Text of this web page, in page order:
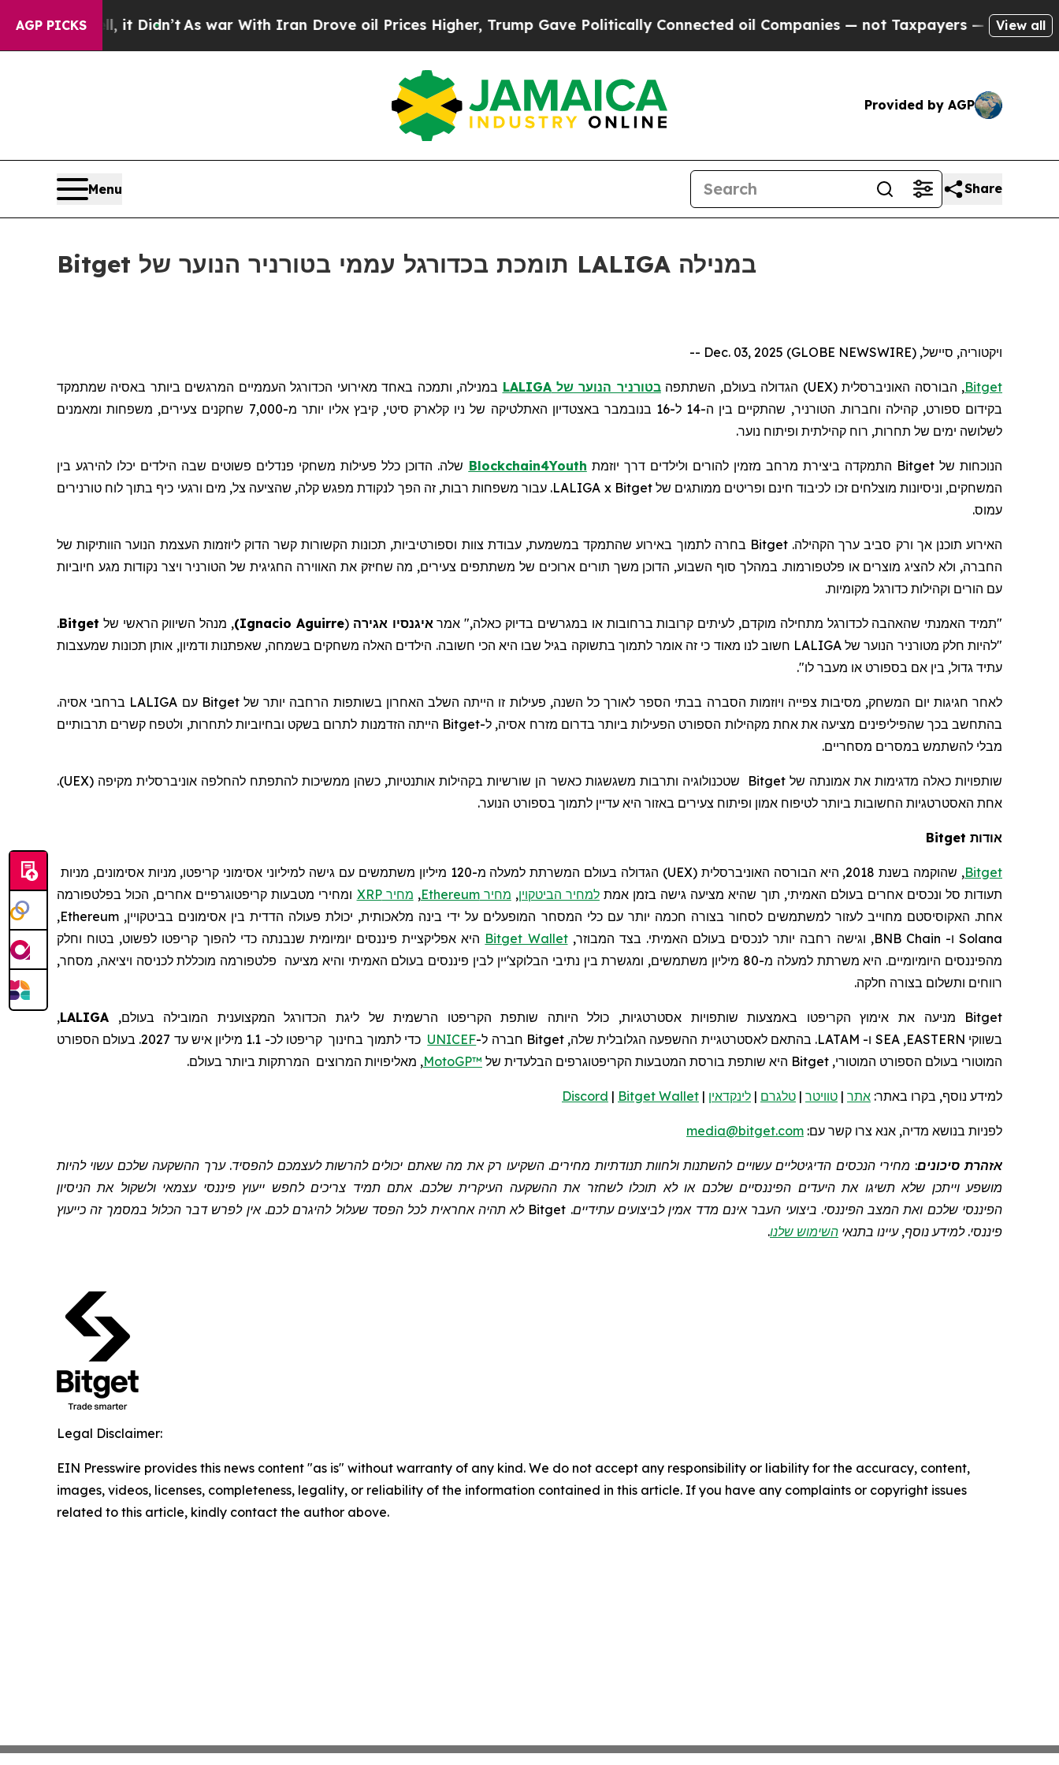
AGP PICKS
Well, it Didn’t As war With Iran Drove oil Prices Higher, Trump Gave Politically Connected oil Companies — not Taxpayers — the Chance to
View all
Provided by AGP
Menu Share
Bitget תומכת בכדורגל עממי בטורניר הנוער של LALIGA במנילה
ויקטוריה, סיישל, Dec. 03, 2025 (GLOBE NEWSWIRE) --
Bitget, הבורסה האוניברסלית (UEX) הגדולה בעולם, השתתפהבטורניר הנוער שלLALIGA במנילה, ותמכה באחד מאירועי הכדורגל העממיים המרגשים ביותר באסיה שמתמקד
בקידום ספורט, קהילה וחברות. הטורניר, שהתקיים בין ה-14 ל-16 בנובמבר באצטדיון האתלטיקה של ניו קלארק סיטי, קיבץ אליו יותר מ-7,000 שחקנים צעירים, משפחות ומאמנים
לשלושה ימים של תחרות, רוח קהילתית ופיתוח נוער.
הנוכחות שלBitget התמקדה ביצירת מרחב מזמין להורים ולילדים דרך יוזמת Blockchain4Youth שלה. הדוכן כלל פעילות משחקי פנדלים פשוטים שבה הילדים יכלו להירגע בין
המשחקים, וניסיונות מוצלחים זכו לכיבוד חינם ופריטים ממותגים של LALIGA x Bitget. עבור משפחות רבות, זה הפך לנקודת מפגש קלה, שהציעה צל, מים ורגעי כיף בתוך לוח טורנירים
עמוס.
האירוע תוכנן אך ורק סביב ערך הקהילה. Bitget בחרה לתמוך באירוע שהתמקד במשמעת, עבודת צוות וספורטיביות, תכונות הקשורות קשר הדוק ליוזמות העצמת הנוער הוותיקות של
החברה, ולא להציג מוצרים או פלטפורמות. במהלך סוף השבוע, הדוכן משך תורים ארוכים של משתתפים צעירים, מה שחיזק את האווירה החגיגית של הטורניר ויצר נקודות מגע חיוביות
עם הורים וקהילות כדורגל מקומיות.
"תמיד האמנתי שהאהבה לכדורגל מתחילה מוקדם, לעיתים קרובות ברחובות או במגרשים בדיוק כאלה," אמר איגנסיו אגירה (
Ignacio Aguirre
)
, מנהלהשיווק הראשי של Bitget
.
"להיות חלק מטורניר הנוער של LALIGA חשוב לנו מאוד כי זה
אומרלתמוך בתשוקה בגיל שבו היא הכי חשובה. הילדים האלה משחקים בשמחה, שאפתנות ודמיון, אותן תכונות שמעצבות
עתיד גדול, בין אם בספורט או מעבר לו".
לאחר חגיגות יום המשחק, מסיבות צפייה ויוזמות הסברה בבתי הספר לאורך כל השנה, פעילות זו הייתה השלב האחרון בשותפות הרחבה יותר שלBitget עם LALIGA ברחבי אסיה.
בהתחשב בכך שהפיליפינים מציעה את אחת מקהילות הספורט הפעילות ביותר בדרום מזרח אסיה, ל-Bitget הייתה הזדמנות לתרום בשקט ובחיוביות לתחרות, ולטפח קשרים תרבותיים
מבלי להשתמש במסרים מסחריים.
שותפויות כאלה מדגימות את אמונתה שלBitget
שטכנולוגיה ותרבות משגשגות כאשר הן שורשיות בקהילות אותנטיות, כשהן ממשיכות להתפתח להחלפה אוניברסלית מקיפה (UEX).
אחת האסטרטגיות החשובות ביותר לטיפוח אמון ופיתוח צעירים באזור היא עדיין לתמוך בספורט הנוער.
אודות Bitget
Bitget
, שהוקמה בשנת 2018, היא הבורסה האוניברסלית ( UEX
) הגדולה בעולם המשרתת למעלה מ-120
מיליון משתמשים עם גישה למיליוני אסימוני קריפטו, מניות אסימונים, מניות
תעודות סל ונכסים אחרים בעולם האמיתי, תוך שהיא מציעה גישה בזמן אמת למחיר הביטקוין, מחיר Ethereum , מחיר XRP
ומחירי מטבעות קריפטוגרפיים אחרים, הכול בפלטפורמה
אחת. האקוסיסטם מחוייב לעזור למשתמשים לסחור בצורה חכמה יותר עם כלי המסחר המופעלים על ידי בינה מלאכותית, יכולת פעולה הדדית בין אסימונים בביטקויין, Ethereum
,
Solana ו- BNB Chain, וגישה רחבה יותר לנכסים בעולם האמיתי. בצד המבוזר,Bitget Wallet היא אפליקציית פיננסים יומיומית שנבנתה כדי להפוך קריפטו לפשוט, בטוח וחלק
מהפיננסים היומיומיים. היא משרתת למעלה מ-80 מיליון משתמשים, ומגשרת בין נתיבי הבלוקצ'יין לבין פיננסים בעולם האמיתי והיא מציעה פלטפורמה מוכללת לכניסה ויציאה, מסחר,
רווחים ותשלום בצורה חלקה.
Bitget מניעה את אימוץ הקריפטו באמצעות שותפויות אסטרטגיות, כולל היותה שותפת הקריפטו הרשמית של ליגת הכדורגל המקצוענית המובילה בעולם, LALIGA
,
בשווקי EASTERN
,
SEA ו- LATAM
. בהתאם לאסטרטגיית ההשפעה הגלובלית שלה, Bitget חברה ל-UNICEF כדי לתמוך בחינוך קריפטו לכ- 1.1 מיליון איש עד 2027.
בעולם הספורט
המוטורי בעולם הספורט המוטורי, Bitget היא שותפת בורסת המטבעות הקריפטוגרפים הבלעדית של MotoGP™
, מאליפויות המרוצים המרתקות ביותר בעולם.
למידע נוסף, בקרו באתר: אתר | טוויטר | טלגרם | לינקדאין |
Discord | Bitget Wallet
לפניות בנושא מדיה, אנא צרו קשר עם: media@bitget.com
אזהרת סיכונים: מחירי הנכסים הדיגיטליים עשויים להשתנות ולחוות תנודתיות מחירים. השקיעו רק את מה שאתם יכולים להרשות לעצמכם להפסיד. ערך ההשקעה שלכם עשוי להיות
מושפע וייתכן שלא תשיגו את היעדים הפיננסיים שלכם או לא תוכלו לשחזר את ההשקעה העיקרית שלכם. אתם תמיד צריכים לחפש ייעוץ פיננסי עצמאי ולשקול את הניסיון
הפיננסי שלכם ואת המצב הפיננסי. ביצועי העבר אינם מדד אמין לביצועים עתידיים. Bitget לא תהיה אחראית לכל הפסד שעלול להיגרם לכם. אין לפרש דבר הכלול במסמך זה כייעוץ
פיננסי. למידע נוסף, עיינו בתנאי השימוש שלנו.
Legal Disclaimer:
EIN Presswire provides this news content "as is" without warranty of any kind. We do not accept any responsibility or liability for the accuracy, content,
images, videos, licenses, completeness, legality, or reliability of the information contained in this article. If you have any complaints or copyright issues
related to this article, kindly contact the author above.